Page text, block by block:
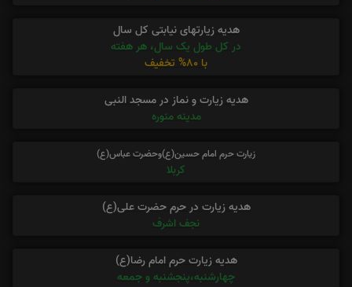
هدیه زیارتهای نیابتی کل سال
در کل طول یک سال، هر هفته
با 80% تخفیف
هدیه زیارت و نماز در مسجد النبی
مدینه منوره
زیارت حرم امام حسین(ع)وحضرت عباس(ع)
کربلا
هدیه زیارت در حرم حضرت علی(ع)
نجف اشرف
هدیه زیارت حرم امام رضا(ع)
چهارشنبه،پنجشنبه و جمعه